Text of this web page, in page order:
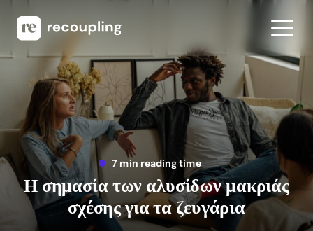
7 min reading time
Η σημασία των αλυσίδων μακριάς
σχέσης για τα ζευγάρια